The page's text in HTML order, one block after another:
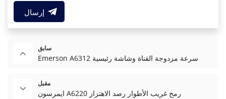
إرسال
سابق
Emerson A6312 سرعة مزدوجة القناة وشاشة رئيسية
مقبل
ايمرسون A6220 رمح غريب الأطوار رصد الاهتزاز